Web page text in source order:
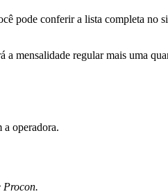
pode conferir a lista completa no
mensalidade regular mais uma
a operadora.
Procon.